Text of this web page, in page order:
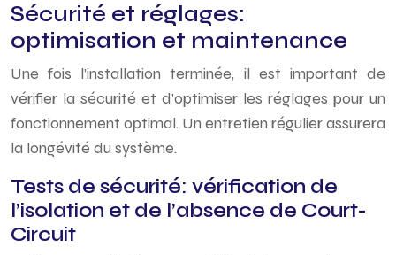
Sécurité et réglages:
optimisation et maintenance
Une fois l’installation terminée, il est important de
vérifier la sécurité et d’optimiser les réglages pour un
fonctionnement optimal. Un entretien régulier assurera
la longévité du système.
Tests de sécurité: vérification de
l’isolation et de l’absence de Court-
Circuit